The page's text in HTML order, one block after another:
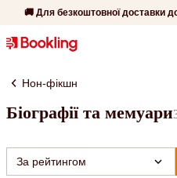
🚚 Для безкоштовної доставки
Нон-фікшн
Біографії та мемуари
За рейтингом